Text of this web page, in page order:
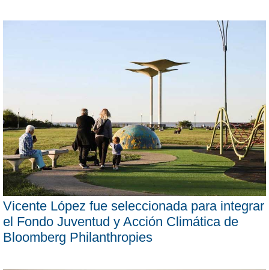
Vicente López fue seleccionada para integrar
el Fondo Juventud y Acción Climática de
Bloomberg Philanthropies